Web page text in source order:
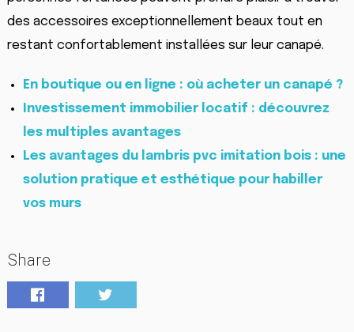
des accessoires exceptionnellement beaux tout en
restant confortablement installées sur leur canapé.
En boutique ou en ligne : où acheter un canapé ?
Investissement immobilier locatif : découvrez
les multiples avantages
Les avantages du lambris pvc imitation bois : une
solution pratique et esthétique pour habiller
vos murs
Share